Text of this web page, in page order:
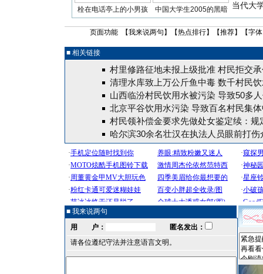
栓在电话亭上的小男孩 中国大学生2005的黑暗
当代大
页面功能 【我来说两句 】【热点排行】【推荐】【字
■ 相关链接
村里修路征地未报上级批准 村民拒交
清理水库致上万公斤鱼中毒 数千村民
山西临汾村民饮用水被污染 导致50多
北京平谷饮用水污染 导致百名村民集
村民领补偿金要求先做处女鉴定续：规
哈尔滨30余名壮汉在执法人员眼前打伤
■ 我来说两句
用 户：
匿名发出：
请各位遵纪守法并注意语言文明。